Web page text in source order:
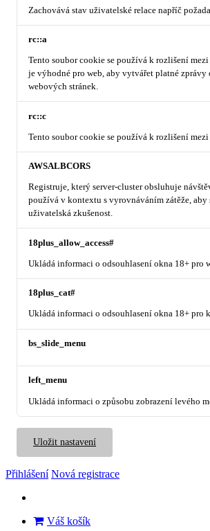
Zachovává stav uživatelské relace napříč
rc::a
Tento soubor cookie se používá k rozlišení
je výhodné pro web, aby vytvářet platné
webových stránek.
rc::c
Tento soubor cookie se používá k rozlišení
AWSALBCORS
Registruje, který server-cluster obsluhuje
používá v kontextu s vyrovnáváním zátěže,
uživatelská zkušenost.
18plus_allow_access#
Ukládá informaci o odsouhlasení okna 18+ pro
18plus_cat#
Ukládá informaci o odsouhlasení okna 18+ pro
bs_slide_menu
left_menu
Ukládá informaci o způsobu zobrazení levého
Uložit nastavení
Přihlášení Nová registrace
Váš košík